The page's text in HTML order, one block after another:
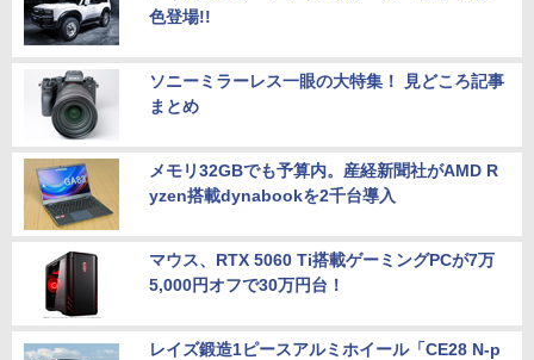
色登場!!
ソニーミラーレス一眼の大特集！ 見どころ記事
まとめ
メモリ32GBでも予算内。産経新聞社がAMD R
yzen搭載dynabookを2千台導入
マウス、RTX 5060 Ti搭載ゲーミングPCが7万
5,000円オフで30万円台！
レイズ鍛造1ピースアルミホイール「CE28 N-p